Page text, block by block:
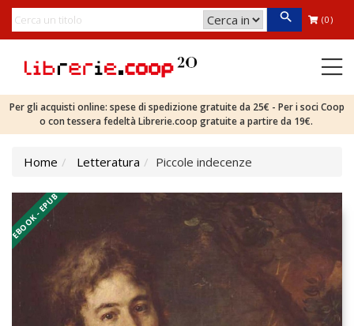
(0)
Per gli acquisti online: spese di spedizione gratuite da 25€ - Per i soci Coop
o con tessera fedeltà Librerie.coop gratuite a partire da 19€.
Home Letteratura Piccole indecenze
EBOOK - EPUB